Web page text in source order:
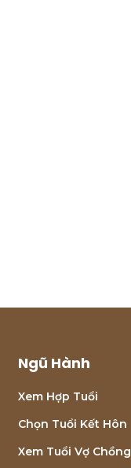
Ngũ Hành
Xem Hợp Tuổi
Chọn Tuổi Kết Hôn
Xem Tuổi Vợ Chồng